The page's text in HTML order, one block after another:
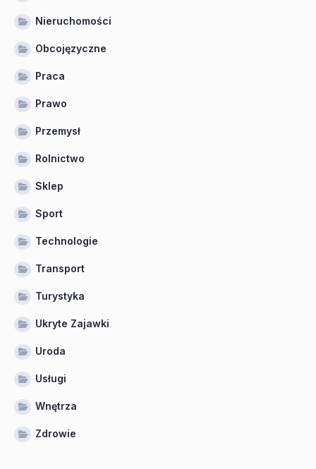
Nieruchomości
Obcojęzyczne
Praca
Prawo
Przemysł
Rolnictwo
Sklep
Sport
Technologie
Transport
Turystyka
Ukryte Zajawki
Uroda
Usługi
Wnętrza
Zdrowie